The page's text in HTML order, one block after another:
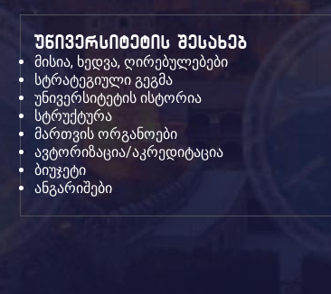
უნივერსიტეტის შესახებ
მისია, ხედვა, ღირებულებები
სტრატეგიული გეგმა
უნივერსიტეტის ისტორია
სტრუქტურა
მართვის ორგანოები
ავტორიზაცია/აკრედიტაცია
ბიუჯეტი
ანგარიშები